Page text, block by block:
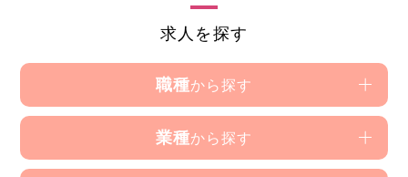
求人を探す
職種から探す
業種から探す